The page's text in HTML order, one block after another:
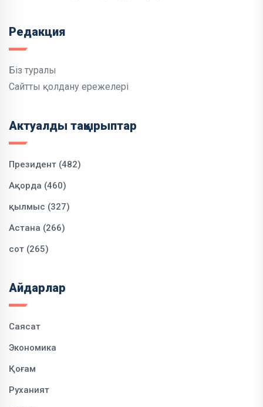
Редакция
Біз туралы
Сайтты қолдану ережелері
Актуалды тақырыптар
Президент (482)
Ақорда (460)
қылмыс (327)
Астана (266)
сот (265)
Айдарлар
Саясат
Экономика
Қоғам
Руханият